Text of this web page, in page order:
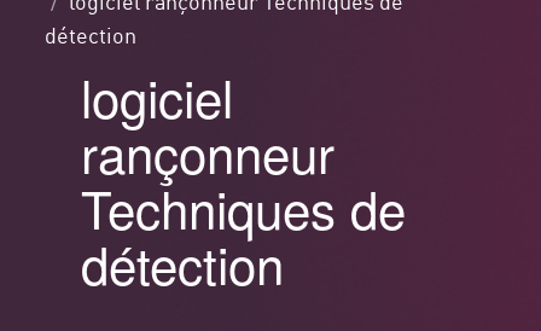
détection
logiciel
rançonneur
Techniques de
détection